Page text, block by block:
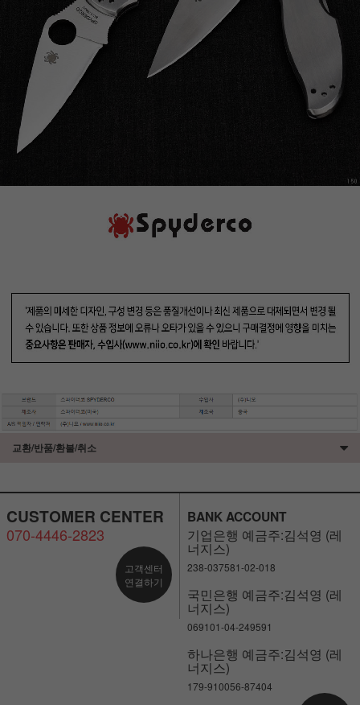
교환/반품/환불/취소
CUSTOMER CENTER
070-4446-2823
고객센터
연결하기
BANK ACCOUNT
기업은행 예금주:김석영 (레
너지스)
238-037581-02-018
국민은행 예금주:김석영 (레
너지스)
069101-04-249591
하나은행 예금주:김석영 (레
너지스)
179-910056-87404